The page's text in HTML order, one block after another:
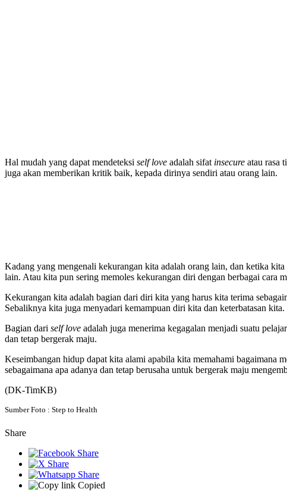
Hal mudah yang dapat mendeteksi self love adalah sifat insecure atau rasa
juga akan memberikan kritik baik, kepada dirinya sendiri atau orang lain.
Kadang yang mengenali kekurangan kita adalah orang lain, dan ketika
lain. Atau kita pun sering memoles kekurangan diri dengan berbagai cara
Kekurangan kita adalah bagian dari diri kita yang harus kita terima
Sebaliknya kita juga menyadari kemampuan diri kita dan keterbatasan
Bagian dari self love adalah juga menerima kegagalan menjadi suatu
dan tetap bergerak maju.
Keseimbangan hidup dapat kita alami apabila kita memahami bagaimana
sebagaimana apa adanya dan tetap berusaha untuk bergerak maju
(DK-TimKB)
Sumber Foto : Step to Health
Share
Copied